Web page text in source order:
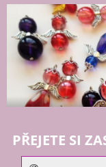
PŘEJETE SI